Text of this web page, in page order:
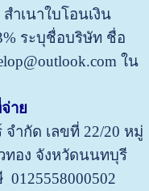
ำเนาใบโอนเงิน
ระบุชื่อบริษัท ชื่อ
ใน
าย
จำกัด เลขที่ 22/20 หมู่
ทอง จังหวัดนนทบุรี
0125558000502